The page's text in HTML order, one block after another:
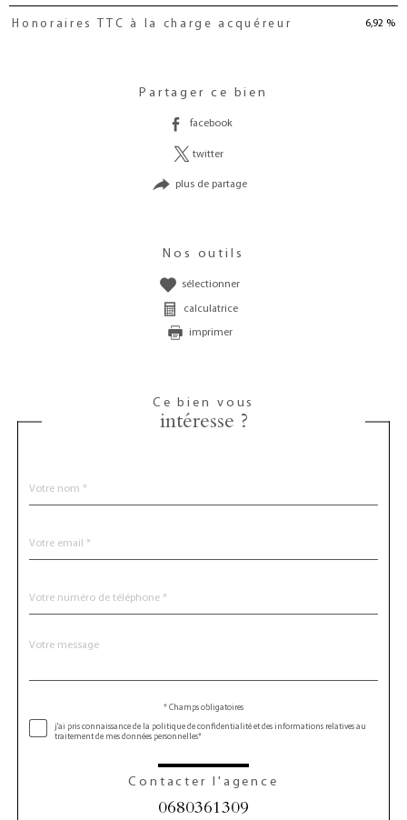
Honoraires TTC à la charge acquéreur 6,92 %
Partager ce bien
facebook
twitter
plus de partage
Nos outils
sélectionner
calculatrice
imprimer
Ce bien vous
intéresse ?
*
*
*
Fieldset
Message
* Champs obligatoires
j'ai pris connaissance de la politique de confidentialité et des informations relatives au
traitement de mes données personnelles*
Contacter l'agence
0680361309